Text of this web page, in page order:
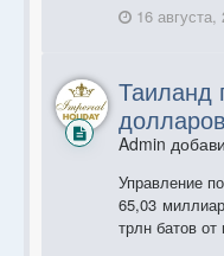
16 августа,
Таиланд
Admin
Управление
65,03
трлн батов